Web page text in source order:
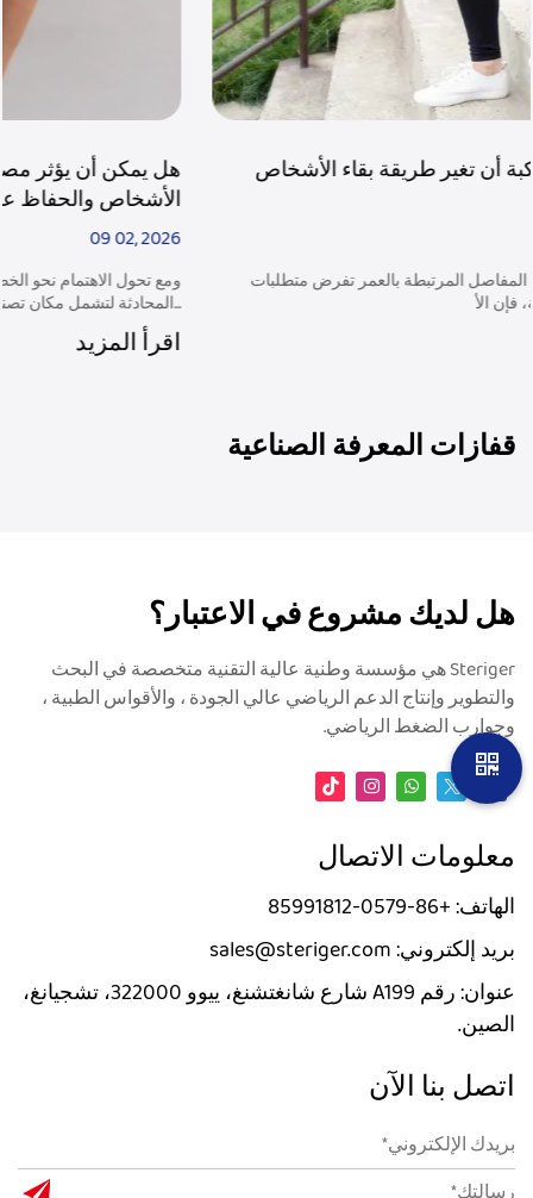
هل يمكن لمثبتات الركبة أن تغير طريقة بقاء الأشخاص
نظرًا لأن الإصابات وتغيرات المفاصل المرتبطة بالعمر تفرض متطلبات
جديدة على الحركة اليومية، فإن الأ...
قفازات المعرفة الصناعية
هل لديك مشروع في الاعتبار؟
Steriger هي مؤسسة وطنية عالية التقنية متخصصة في البحث
والتطوير وإنتاج الدعم الرياضي عالي الجودة ، والأقواس الطبية ،
وجوارب الضغط الرياضي.
معلومات الاتصال
الهاتف: +86-0579-85991812
بريد إلكتروني: sales@steriger.com
عنوان: رقم A199 شارع شانغتشنغ، ييوو 322000، تشجيانغ،
الصين.
اتصل بنا الآن